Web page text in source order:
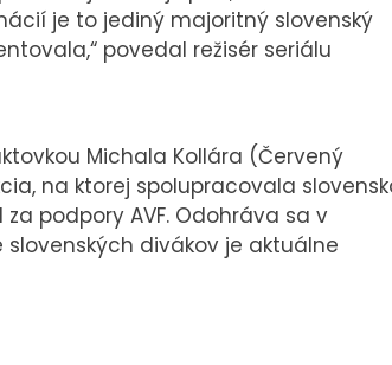
je to jediný majoritný slovenský
povedal režisér seriálu
Michala Kollára (Červený
na ktorej spolupracovala
podpory AVF. Odohráva sa v
slovenských divákov je aktuálne